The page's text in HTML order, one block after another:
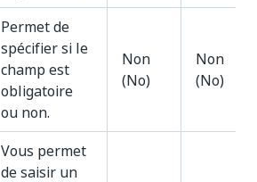
Permet de
spécifier si le
champ est
obligatoire
ou non.
Non
(No)
Non
(No)
Vous permet
de saisir un